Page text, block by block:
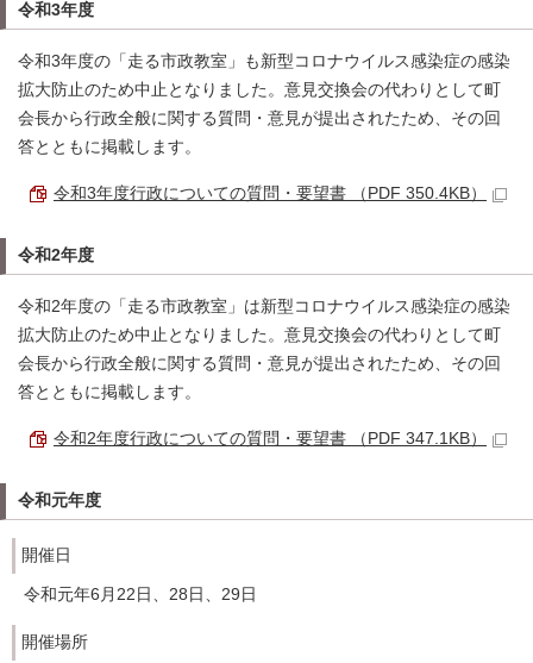
令和3年度
令和3年度の「走る市政教室」も新型コロナウイルス感染症の感染
拡大防止のため中止となりました。意見交換会の代わりとして町
会長から行政全般に関する質問・意見が提出されたため、その回
答とともに掲載します。
令和3年度行政についての質問・要望書 （PDF 350.4KB）
令和2年度
令和2年度の「走る市政教室」は新型コロナウイルス感染症の感染
拡大防止のため中止となりました。意見交換会の代わりとして町
会長から行政全般に関する質問・意見が提出されたため、その回
答とともに掲載します。
令和2年度行政についての質問・要望書 （PDF 347.1KB）
令和元年度
開催日
令和元年6月22日、28日、29日
開催場所